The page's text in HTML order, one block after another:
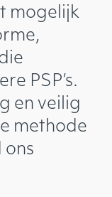
mogelijk
PSP’s.
en veilig
methode
ons